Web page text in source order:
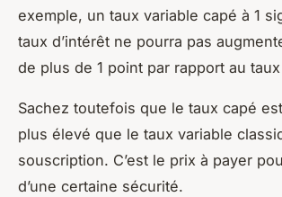
exemple, un taux variable capé à 1
taux d’intérêt ne pourra pas
de plus de 1 point par rapport au
Sachez toutefois que le taux capé
plus élevé que le taux variable
souscription. C’est le prix à payer
d’une certaine sécurité.